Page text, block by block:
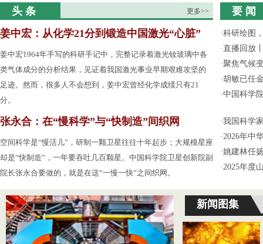
头 条 更多>>
姜中宏：从化学21分到锻造中国激光“心脏”
姜中宏1964年手写的科研手记中，完整记录着激光钕玻璃中各
类气体成分的分析结果，见证着我国激光事业早期艰难攻坚的
足迹。然而，很多人不会想到，姜中宏曾经化学成绩只有21
分。
张永合：在“慢科学”与“快制造”间织网
空间科学是“慢活儿”，研制一颗卫星往往十年起步；大规模星座
却是“快制造”，一年要吞吐几百颗星。中国科学院卫星创新院副
院长张永合要做的，就是在这“一慢一快”之间织网。
要 闻
·科研绘图
·直播回放
·聚焦气候
·胡敏已任
·中国科学
·我国科学
·2026年中
·姚建林任
·2025年度
新闻图集